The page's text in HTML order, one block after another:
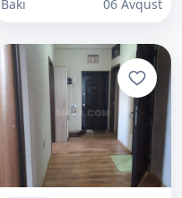
Bakı
06 Avqust